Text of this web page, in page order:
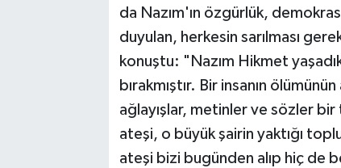
da Nazım'ın özgürlük,
duyulan, herkesin sarılması
konuştu: "Nazım Hikmet
bırakmıştır. Bir insanın
ağlayışlar, metinler ve sözler bir
ateşi, o büyük şairin yaktığı
ateşi bizi bugünden alıp hiç de